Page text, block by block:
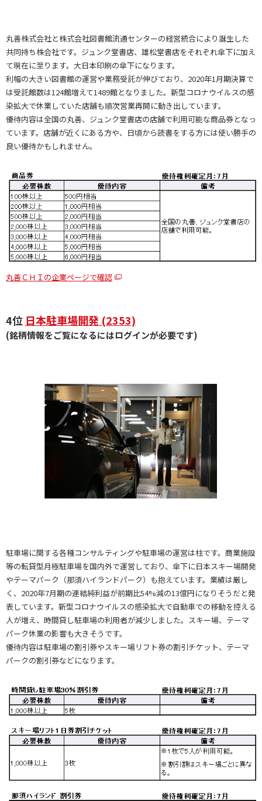
丸善株式会社と株式会社図書館流通センターの経営統合により誕生した
共同持ち株会社です。ジュンク堂書店、雄松堂書店をそれぞれ傘下に加え
て現在に至ります。大日本印刷の傘下になります。
利幅の大きい図書館の運営や業務受託が伸びており、2020年1月期決算で
は受託館数は124館増えて1489館となりました。新型コロナウイルスの感
染拡大で休業していた店舗も順次営業再開に動き出しています。
優待内容は全国の丸善、ジュンク堂書店の店舗で利用可能な商品券となっ
ています。店舗が近くにある方や、日頃から読書をする方には使い勝手の
良い優待かもしれません。
丸善ＣＨＩの企業ページで確認
4位 日本駐車場開発 (2353)
(銘柄情報をご覧になるにはログインが必要です)
駐車場に関する各種コンサルティングや駐車場の運営は柱です。商業施設
等の転貸型月極駐車場を国内外で運営しており、傘下に日本スキー場開発
やテーマパーク（那須ハイランドパーク）も抱えています。業績は厳し
く、2020年7月期の連結純利益が前期比54%減の13億円になりそうだと発
表しています。新型コロナウイルスの感染拡大で自動車での移動を控える
人が増え、時間貸し駐車場の利用者が減少しました。スキー場、テーマ
パーク休業の影響も大きそうです。
優待内容は駐車場の割引券やスキー場リフト券の割引チケット、テーマ
パークの割引券などになります。